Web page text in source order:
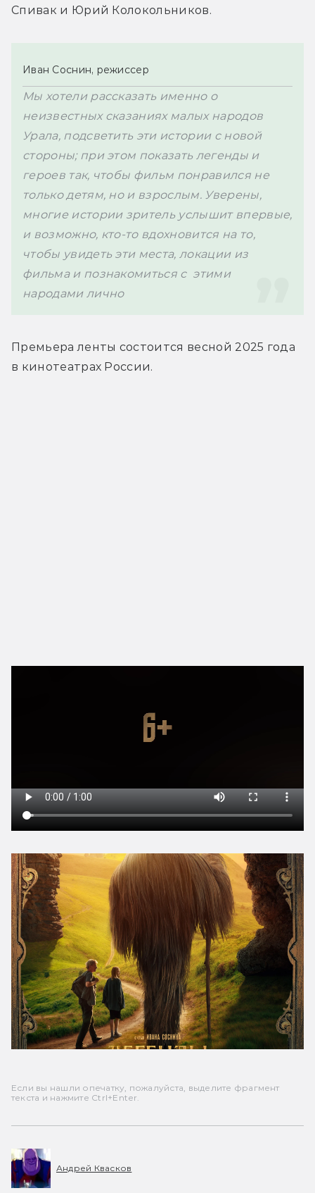
Спивак и Юрий Колокольников.
Иван Соснин, режиссер
Мы хотели рассказать именно о
неизвестных сказаниях малых народов
Урала, подсветить эти истории с новой
стороны; при этом показать легенды и
героев так, чтобы фильм понравился не
только детям, но и взрослым. Уверены,
многие истории зритель услышит впервые,
и возможно, кто-то вдохновится на то,
чтобы увидеть эти места, локации из
фильма и познакомиться с  этими
народами лично
Премьера ленты состоится весной 2025 года
в кинотеатрах России.
Если вы нашли опечатку, пожалуйста, выделите фрагмент
текста и нажмите Ctrl+Enter.
Андрей Квасков